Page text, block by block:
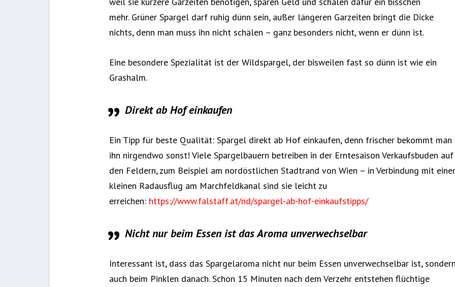
mehr. Grüner Spargel darf ruhig dünn sein, außer längeren Garzeiten bringt die Dicke
nichts, denn man muss ihn nicht schälen – ganz besonders nicht, wenn er dünn ist.
Eine besondere Spezialität ist der Wildspargel, der bisweilen fast so dünn ist wie ein
Grashalm.
Direkt ab Hof einkaufen
Ein Tipp für beste Qualität: Spargel direkt ab Hof einkaufen, denn frischer bekommt man
ihn nirgendwo sonst! Viele Spargelbauern betreiben in der Erntesaison Verkaufsbuden auf
den Feldern, zum Beispiel am nordöstlichen Stadtrand von Wien – in Verbindung mit
kleinen Radausflug am Marchfeldkanal sind sie leicht zu
erreichen: https://www.falstaff.at/nd/spargel-ab-hof-einkaufstipps/
Nicht nur beim Essen ist das Aroma unverwechselbar
Interessant ist, dass das Spargelaroma nicht nur beim Essen unverwechselbar ist,
auch beim Pinklen danach. Schon 15 Minuten nach dem Verzehr entstehen flüchtige